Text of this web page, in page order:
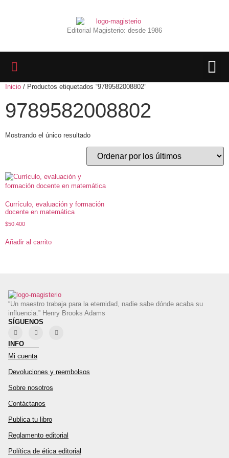
Editorial Magisterio: desde 1986
Inicio / Productos etiquetados “9789582008802”
9789582008802
Mostrando el único resultado
Currículo, evaluación y formación
docente en matemática
$50.400
Añadir al carrito
“Un maestro trabaja para la eternidad, nadie sabe dónde acaba su
influencia.” Henry Brooks Adams
SÍGUENOS
INFO
Mi cuenta
Devoluciones y reembolsos
Sobre nosotros
Contáctanos
Publica tu libro
Reglamento editorial
Política de ética editorial